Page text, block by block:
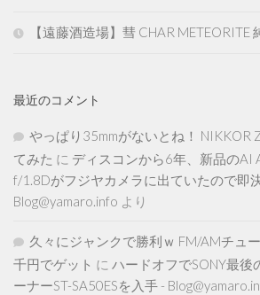
【遠藤酒造場】彗 CHAR METEORITE
最近のコメント
やっぱり35mmがないとね！ NIKKOR
てみた に ディスコンから6年、新品のAI
f/1.8Dがフジヤカメラに出ていたので即
Blog@yamaro.info より
久々にジャンクで勝利ｗ FM/AMチュ
千円でゲット に ハードオフでSONY最後
ーナーST-SA50ESを入手 -